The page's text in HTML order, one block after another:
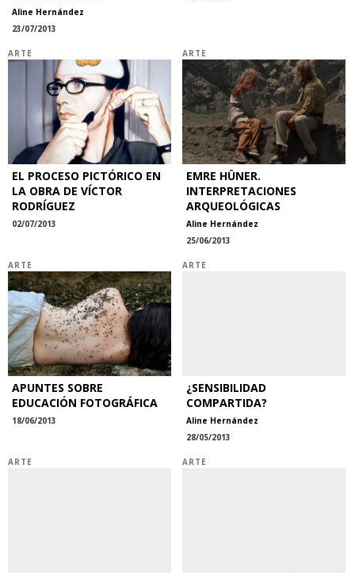
Aline Hernández
23/07/2013
ARTE
EL PROCESO PICTÓRICO EN
LA OBRA DE VÍCTOR
RODRÍGUEZ
02/07/2013
ARTE
EMRE HÜNER.
INTERPRETACIONES
ARQUEOLÓGICAS
Aline Hernández
25/06/2013
ARTE
APUNTES SOBRE
EDUCACIÓN FOTOGRÁFICA
18/06/2013
ARTE
¿SENSIBILIDAD
COMPARTIDA?
Aline Hernández
28/05/2013
ARTE ARTE